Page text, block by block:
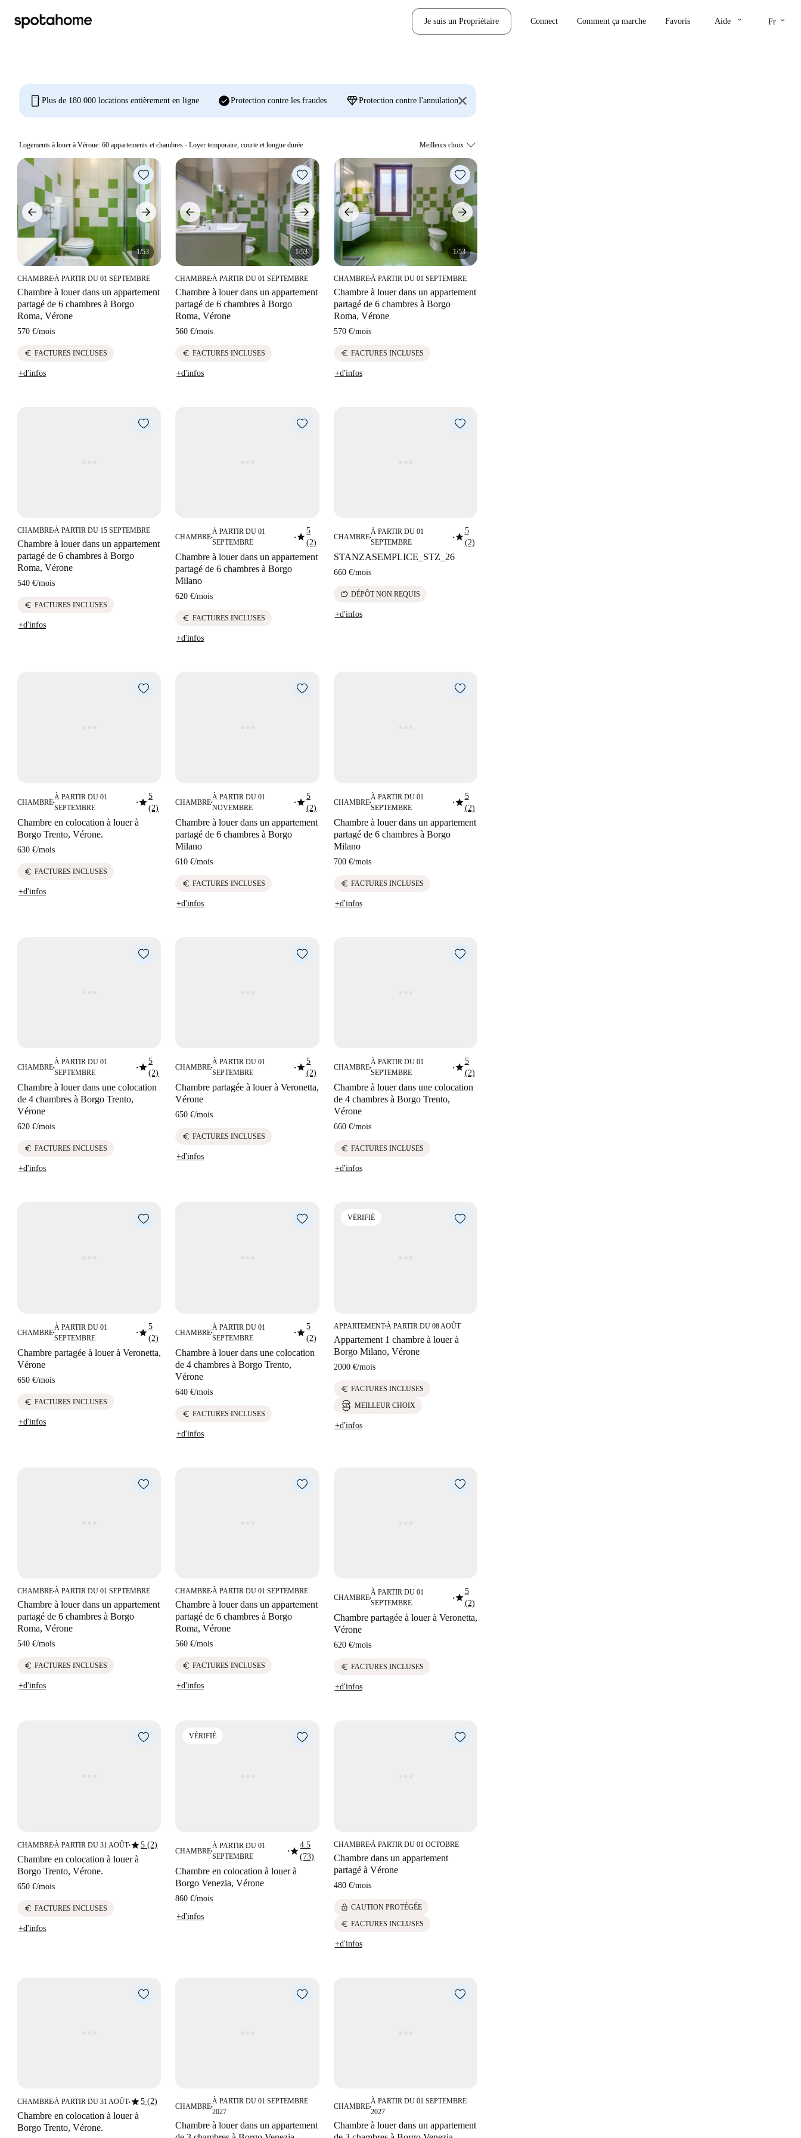
Je suis un Propriétaire Connect Comment ça marche Favoris Aide keyboard_arrow_down Fr keyboard_arrow_down
mobile Plus de 180 000 locations entièrement en ligne check_circleProtection contre les fraudes diamondProtection contre l'annulation
Logements à louer à Vérone: 60 appartements et chambres - Loyer temporaire, courte et longue durée
1/53
CHAMBRE■À PARTIR DU 01 SEPTEMBRE
Chambre à louer dans un appartement
partagé de 6 chambres à Borgo
Roma, Vérone
570 €/mois
euro FACTURES INCLUSES
+d'infos
1/53
CHAMBRE■À PARTIR DU 01 SEPTEMBRE
Chambre à louer dans un appartement
partagé de 6 chambres à Borgo
Roma, Vérone
560 €/mois
euro FACTURES INCLUSES
+d'infos
1/53
CHAMBRE■À PARTIR DU 01 SEPTEMBRE
Chambre à louer dans un appartement
partagé de 6 chambres à Borgo
Roma, Vérone
570 €/mois
euro FACTURES INCLUSES
+d'infos
CHAMBRE■À PARTIR DU 15 SEPTEMBRE
Chambre à louer dans un appartement
partagé de 6 chambres à Borgo
Roma, Vérone
540 €/mois
euro FACTURES INCLUSES
+d'infos
CHAMBRE■
À PARTIR DU 01
SEPTEMBRE
■star5
(2)
Chambre à louer dans un appartement
partagé de 6 chambres à Borgo
Milano
620 €/mois
euro FACTURES INCLUSES
+d'infos
CHAMBRE■
À PARTIR DU 01
SEPTEMBRE
■star5
(2)
STANZASEMPLICE_STZ_26
660 €/mois
savings DÉPÔT NON REQUIS
+d'infos
CHAMBRE■
À PARTIR DU 01
SEPTEMBRE
■star5
(2)
Chambre en colocation à louer à
Borgo Trento, Vérone.
630 €/mois
euro FACTURES INCLUSES
+d'infos
CHAMBRE■
À PARTIR DU 01
NOVEMBRE
■star5
(2)
Chambre à louer dans un appartement
partagé de 6 chambres à Borgo
Milano
610 €/mois
euro FACTURES INCLUSES
+d'infos
CHAMBRE■
À PARTIR DU 01
SEPTEMBRE
■star5
(2)
Chambre à louer dans un appartement
partagé de 6 chambres à Borgo
Milano
700 €/mois
euro FACTURES INCLUSES
+d'infos
CHAMBRE■
À PARTIR DU 01
SEPTEMBRE
■star5
(2)
Chambre à louer dans une colocation
de 4 chambres à Borgo Trento,
Vérone
620 €/mois
euro FACTURES INCLUSES
+d'infos
CHAMBRE■
À PARTIR DU 01
SEPTEMBRE
■star5
(2)
Chambre partagée à louer à Veronetta,
Vérone
650 €/mois
euro FACTURES INCLUSES
+d'infos
CHAMBRE■
À PARTIR DU 01
SEPTEMBRE
■star5
(2)
Chambre à louer dans une colocation
de 4 chambres à Borgo Trento,
Vérone
660 €/mois
euro FACTURES INCLUSES
+d'infos
CHAMBRE■
À PARTIR DU 01
SEPTEMBRE
■star5
(2)
Chambre partagée à louer à Veronetta,
Vérone
650 €/mois
euro FACTURES INCLUSES
+d'infos
CHAMBRE■
À PARTIR DU 01
SEPTEMBRE
■star5
(2)
Chambre à louer dans une colocation
de 4 chambres à Borgo Trento,
Vérone
640 €/mois
euro FACTURES INCLUSES
+d'infos
VÉRIFIÉ
APPARTEMENT■À PARTIR DU 08 AOÛT
Appartement 1 chambre à louer à
Borgo Milano, Vérone
2000 €/mois
euro FACTURES INCLUSES
MEILLEUR CHOIX
+d'infos
CHAMBRE■À PARTIR DU 01 SEPTEMBRE
Chambre à louer dans un appartement
partagé de 6 chambres à Borgo
Roma, Vérone
540 €/mois
euro FACTURES INCLUSES
+d'infos
CHAMBRE■À PARTIR DU 01 SEPTEMBRE
Chambre à louer dans un appartement
partagé de 6 chambres à Borgo
Roma, Vérone
560 €/mois
euro FACTURES INCLUSES
+d'infos
CHAMBRE■
À PARTIR DU 01
SEPTEMBRE
■star5
(2)
Chambre partagée à louer à Veronetta,
Vérone
620 €/mois
euro FACTURES INCLUSES
+d'infos
CHAMBRE■À PARTIR DU 31 AOÛT■star5 (2)
Chambre en colocation à louer à
Borgo Trento, Vérone.
650 €/mois
euro FACTURES INCLUSES
+d'infos
VÉRIFIÉ
CHAMBRE■
À PARTIR DU 01
SEPTEMBRE
■star4.5
(73)
Chambre en colocation à louer à
Borgo Venezia, Vérone
860 €/mois
+d'infos
CHAMBRE■À PARTIR DU 01 OCTOBRE
Chambre dans un appartement
partagé à Vérone
480 €/mois
lock CAUTION PROTÉGÉE
euro FACTURES INCLUSES
+d'infos
CHAMBRE■À PARTIR DU 31 AOÛT■star5 (2)
Chambre en colocation à louer à
Borgo Trento, Vérone.
CHAMBRE■
À PARTIR DU 01 SEPTEMBRE
2027
Chambre à louer dans un appartement
CHAMBRE■
À PARTIR DU 01 SEPTEMBRE
2027
Chambre à louer dans un appartement